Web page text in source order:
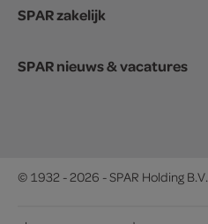
SPAR zakelijk
SPAR nieuws & vacatures
© 1932 - 2026 - SPAR Holding B.V.